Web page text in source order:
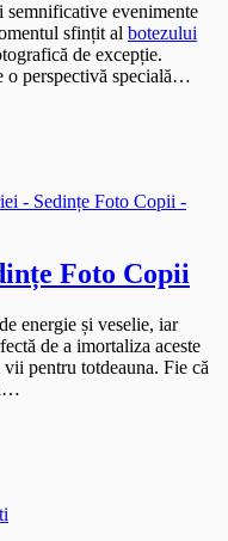
semnificative evenimente
sfințit al botezului
de excepție.
o perspectivă specială…
Foto Copii
energie și veselie, iar
de a imortaliza aceste
pentru totdeauna. Fie că